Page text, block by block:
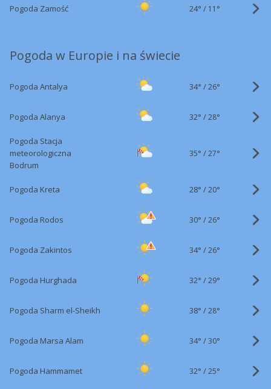
Pogoda Zamość 24° / 11°
Pogoda w Europie i na świecie
Pogoda Antalya 34° /26°
Pogoda Alanya 32° /28°
Pogoda Stacja
meteorologiczna
Bodrum
35° /27°
Pogoda Kreta 28° /20°
Pogoda Rodos 30° /26°
Pogoda Zakintos 34° /26°
Pogoda Hurghada 32° /29°
Pogoda Sharm el-Sheikh 38° /28°
Pogoda Marsa Alam 34° /30°
Pogoda Hammamet 32° /25°